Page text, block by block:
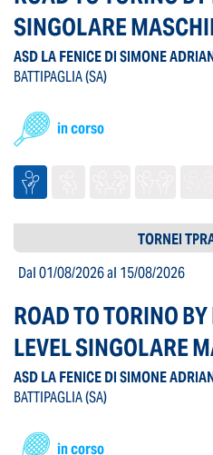
SINGOLARE
ASD LA FENICE DI SIMONE
BATTIPAGLIA(SA)
in corso
TORNEI
Dal 01/08/2026al 15/08/2026
ROAD TO TORINO
LEVEL SINGOLARE
ASD LA FENICE DI SIMONE
BATTIPAGLIA(SA)
in corso